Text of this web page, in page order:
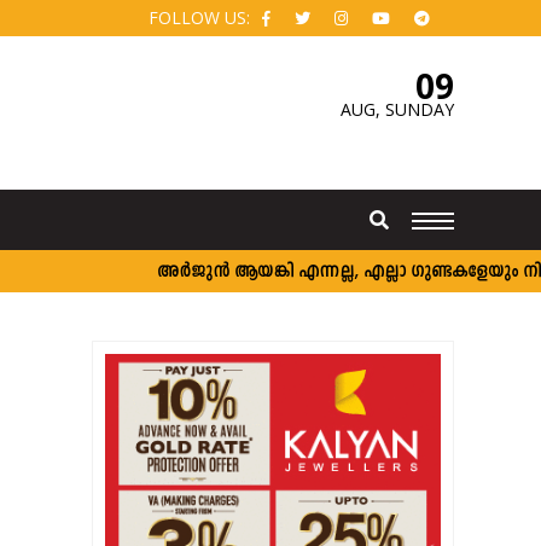
FOLLOW US:
09
AUG, SUNDAY
അര്‍ജുന്‍ ആയങ്കി എന്നല്ല, എല്ലാ ഗുണ്ടകളേയും